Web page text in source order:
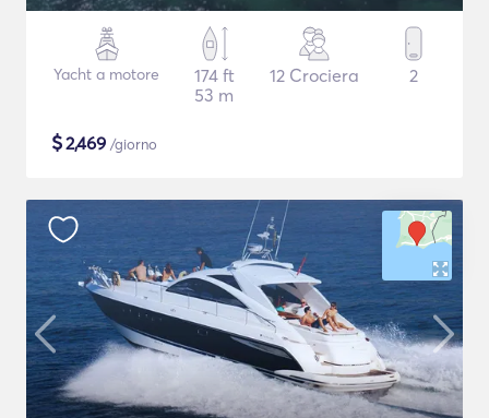
Yacht a motore
174 ft
53 m
12 Crociera 2
$2,469 /giorno